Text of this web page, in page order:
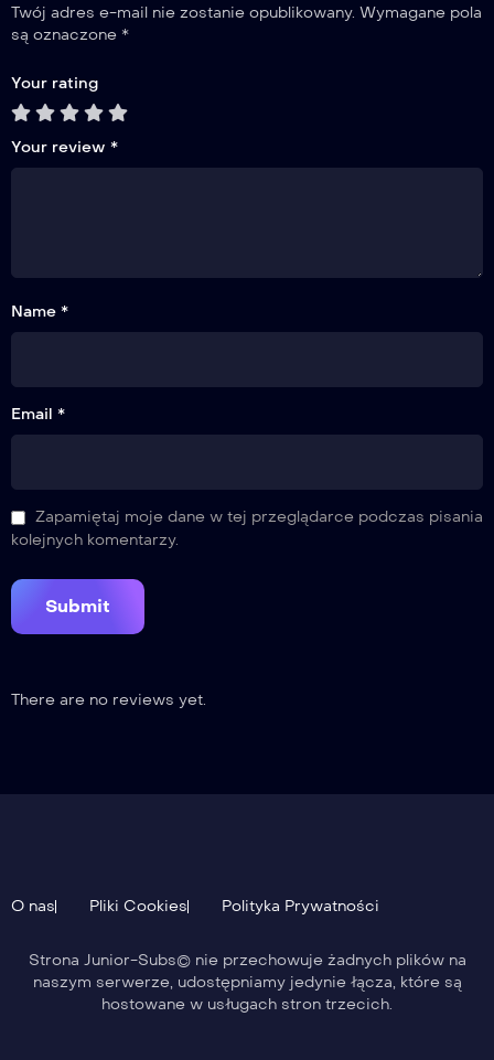
Twój adres e-mail nie zostanie opublikowany. Wymagane pola
są oznaczone *
Your rating
Your review *
Name *
Email *
Zapamiętaj moje dane w tej przeglądarce podczas pisania
kolejnych komentarzy.
There are no reviews yet.
O nas Pliki Cookies Polityka Prywatności
Strona Junior-Subs© nie przechowuje żadnych plików na
naszym serwerze, udostępniamy jedynie łącza, które są
hostowane w usługach stron trzecich.